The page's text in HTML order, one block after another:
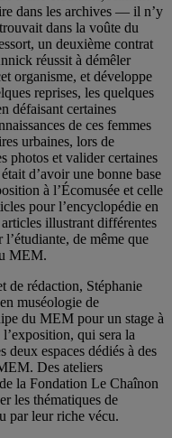
dans les archives — il n’y
dans la voûte du
un deuxième contrat
réussit à démêler
organisme, et développe
reprises, les quelques
défaisant certaines
de ces femmes
urbaines, lors de
photos et valider certaines
d’avoir une bonne base
à l’Écomusée et celle
pour l’encyclopédie en
illustrant différentes
de même que
MEM.
de rédaction, Stéphanie
muséologie de
du MEM pour un stage à
qui sera la
deux espaces dédiés à des
Des ateliers
la Fondation Le Chaînon
les thématiques de
par leur riche vécu.